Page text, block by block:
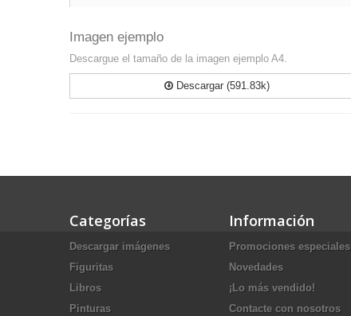
Imagen ejemplo
Descargue el tamaño de la imagen ejemplo A4.
Descargar (591.83k)
Categorías
Descargar imágenes
Figuritas
Libros
Pinturas
Información
Promociones especiales
Novedades
¡Lo más vendido!
Contacte con nosotros